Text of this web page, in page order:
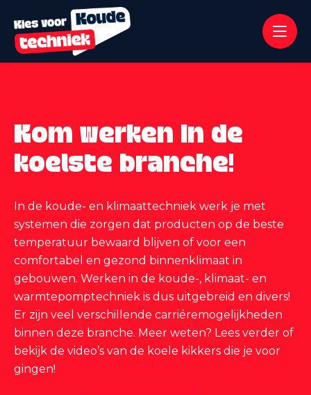
Kom werken in de
koelste branche!
In de koude- en klimaattechniek werk je met
systemen die zorgen dat producten op de beste
temperatuur bewaard blijven of voor een
comfortabel en gezond binnenklimaat in
gebouwen. Werken in de koude-, klimaat- en
warmtepomptechniek is dus uitgebreid en divers!
Er zijn veel verschillende carriéremogelijkheden
binnen deze branche. Meer weten? Lees verder of
bekijk de video’s van de koele kikkers die je voor
gingen!